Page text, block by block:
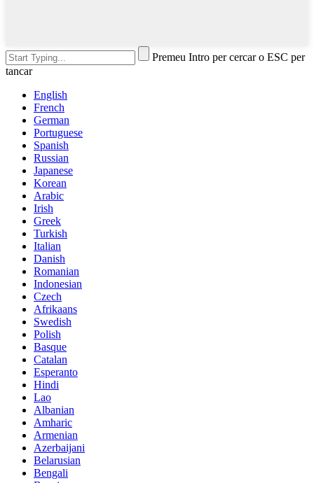
Premeu Intro per cercar o ESC per
tancar
English
French
German
Portuguese
Spanish
Russian
Japanese
Korean
Arabic
Irish
Greek
Turkish
Italian
Danish
Romanian
Indonesian
Czech
Afrikaans
Swedish
Polish
Basque
Catalan
Esperanto
Hindi
Lao
Albanian
Amharic
Armenian
Azerbaijani
Belarusian
Bengali